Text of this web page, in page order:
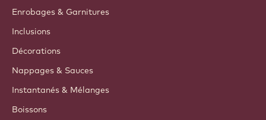
Enrobages & Garnitures
Inclusions
Décorations
Nappages & Sauces
Instantanés & Mélanges
Boissons